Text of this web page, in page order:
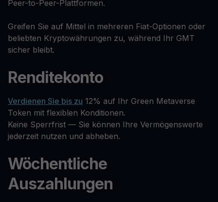
Peer-to-Peer-Plattformen.
Greifen Sie auf Mittel in mehreren Fiat-Optionen oder
beliebten Kryptowährungen zu, während Ihr GMT
sicher bleibt.
Renditekonto
Verdienen Sie bis zu 12% auf Ihr Green Metaverse
Token mit flexiblen Konditionen.
Keine Sperrfrist — Sie können Ihre Vermögenswerte
jederzeit nutzen und abheben.
Wöchentliche
Auszahlungen